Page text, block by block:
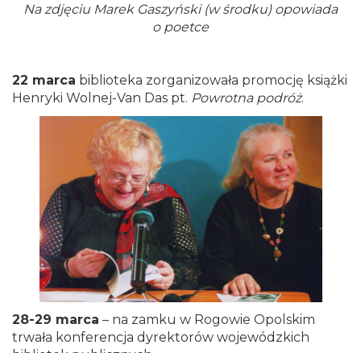
Na zdjęciu Marek Gaszyński (w środku) opowiada
o poetce
22 marca biblioteka zorganizowała promocję książki
Henryki Wolnej-Van Das pt. Powrotna podróż.
28-29 marca – na zamku w Rogowie Opolskim
trwała konferencja dyrektorów wojewódzkich